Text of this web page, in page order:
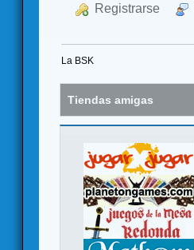
Registrarse
La BSK
Tiendas amigas